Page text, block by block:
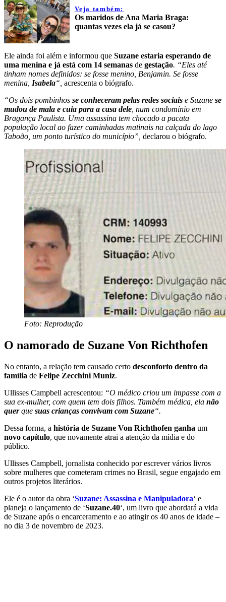
Veja também:
Os maridos de Ana Maria Braga:
quantas vezes ela já se casou?
Ele ainda foi além e informou que Suzane estaria esperando de
uma menina e já está com 14 semanas de gestação. “Eles até
tinham nomes definidos: se fosse menino, Benjamin. Se fosse
menina, Isabela“, acrescenta o biógrafo.
“Os dois pombinhos se conheceram pelas redes sociais e Suzane se
mudou de mala e cuia para a casa dele , num condomínio em
Bragança Paulista. Uma assassina tem chocado a pacata
população local ao fazer caminhadas matinais na calçada do lago
Taboão, um ponto turístico do município”, declarou o biógrafo.
Foto: Reprodução
O namorado de Suzane Von Richthofen
No entanto, a relação tem causado certo desconforto dentro da
família de Felipe Zecchini Muniz.
Ullisses Campbell acrescentou: “O médico criou um impasse com a
sua ex-mulher, com quem tem dois filhos. Também médica, ela não
querque suas crianças convivam com Suzane“.
Dessa forma, a história de Suzane Von Richthofen ganha um
novo capítulo, que novamente atrai a atenção da mídia e do
público.
Ullisses Campbell, jornalista conhecido por escrever vários livros
sobre mulheres que cometeram crimes no Brasil, segue engajado em
outros projetos literários.
Ele é o autor da obra ‘Suzane: Assassina e Manipuladora‘ e
planeja o lançamento de ‘Suzane.40‘, um livro que abordará a vida
de Suzane após o encarceramento e ao atingir os 40 anos de idade –
no dia 3 de novembro de 2023.